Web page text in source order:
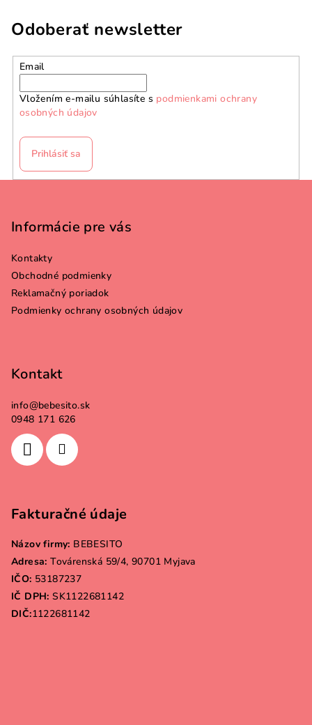
Odoberať newsletter
Email
Vložením e-mailu súhlasíte s podmienkami ochrany
osobných údajov
Prihlásiť sa
Informácie pre vás
Kontakty
Obchodné podmienky
Reklamačný poriadok
Podmienky ochrany osobných údajov
Kontakt
info@bebesito.sk
0948 171 626
Fakturačné údaje
Názov firmy: BEBESITO
Adresa: Továrenská 59/4, 90701 Myjava
IČO: 53187237
IČ DPH: SK1122681142
DIČ:1122681142